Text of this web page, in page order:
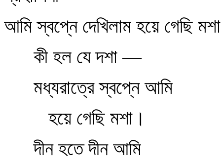
আমি স্বপ্নে দেখিলাম হয়ে গেছি
কী হল যে দশা —
মধ্যরাত্রে স্বপ্নে আমি
হয়ে গেছি মশা।
দীন হতে দীন আমি